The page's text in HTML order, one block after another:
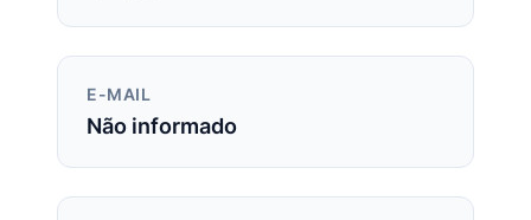
E-MAIL
Não informado